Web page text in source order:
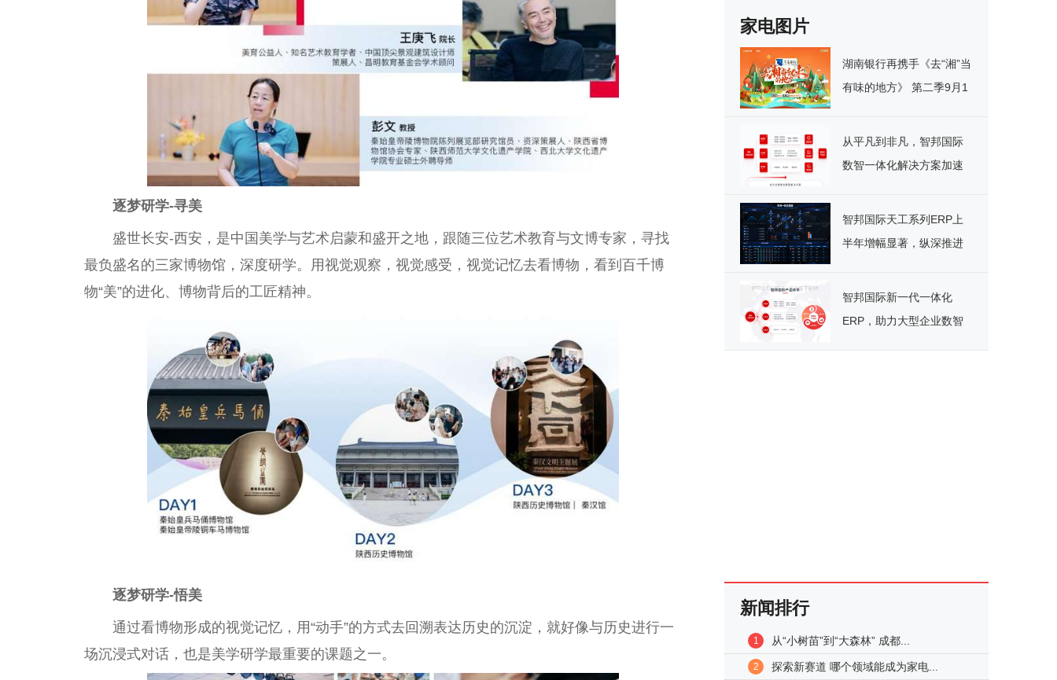
逐梦研学-寻美
盛世长安-西安，是中国美学与艺术启蒙和盛开之地，跟随三位艺术教育与文博专家，寻找
最负盛名的三家博物馆，深度研学。用视觉观察，视觉感受，视觉记忆去看博物，看到百千博
物“美”的进化、博物背后的工匠精神。
逐梦研学-悟美
通过看博物形成的视觉记忆，用“动手”的方式去回溯表达历史的沉淀，就好像与历史进行一
场沉浸式对话，也是美学研学最重要的课题之一。
家电图片
湖南银行再携手《去“湘”当
有味的地方》 第二季9月1
从平凡到非凡，智邦国际
数智一体化解决方案加速
智邦国际天工系列ERP上
半年增幅显著，纵深推进
智邦国际新一代一体化
ERP，助力大型企业数智
新闻排行
1 从“小树苗”到“大森林” 成都...
2 探索新赛道 哪个领域能成为家电...